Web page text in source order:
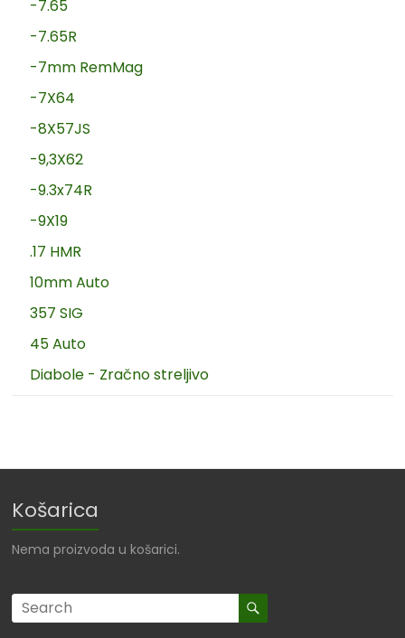
-7.65
-7.65R
-7mm RemMag
-7X64
-8X57JS
-9,3X62
-9.3x74R
-9X19
.17 HMR
10mm Auto
357 SIG
45 Auto
Diabole - Zračno streljivo
Košarica
Nema proizvoda u košarici.